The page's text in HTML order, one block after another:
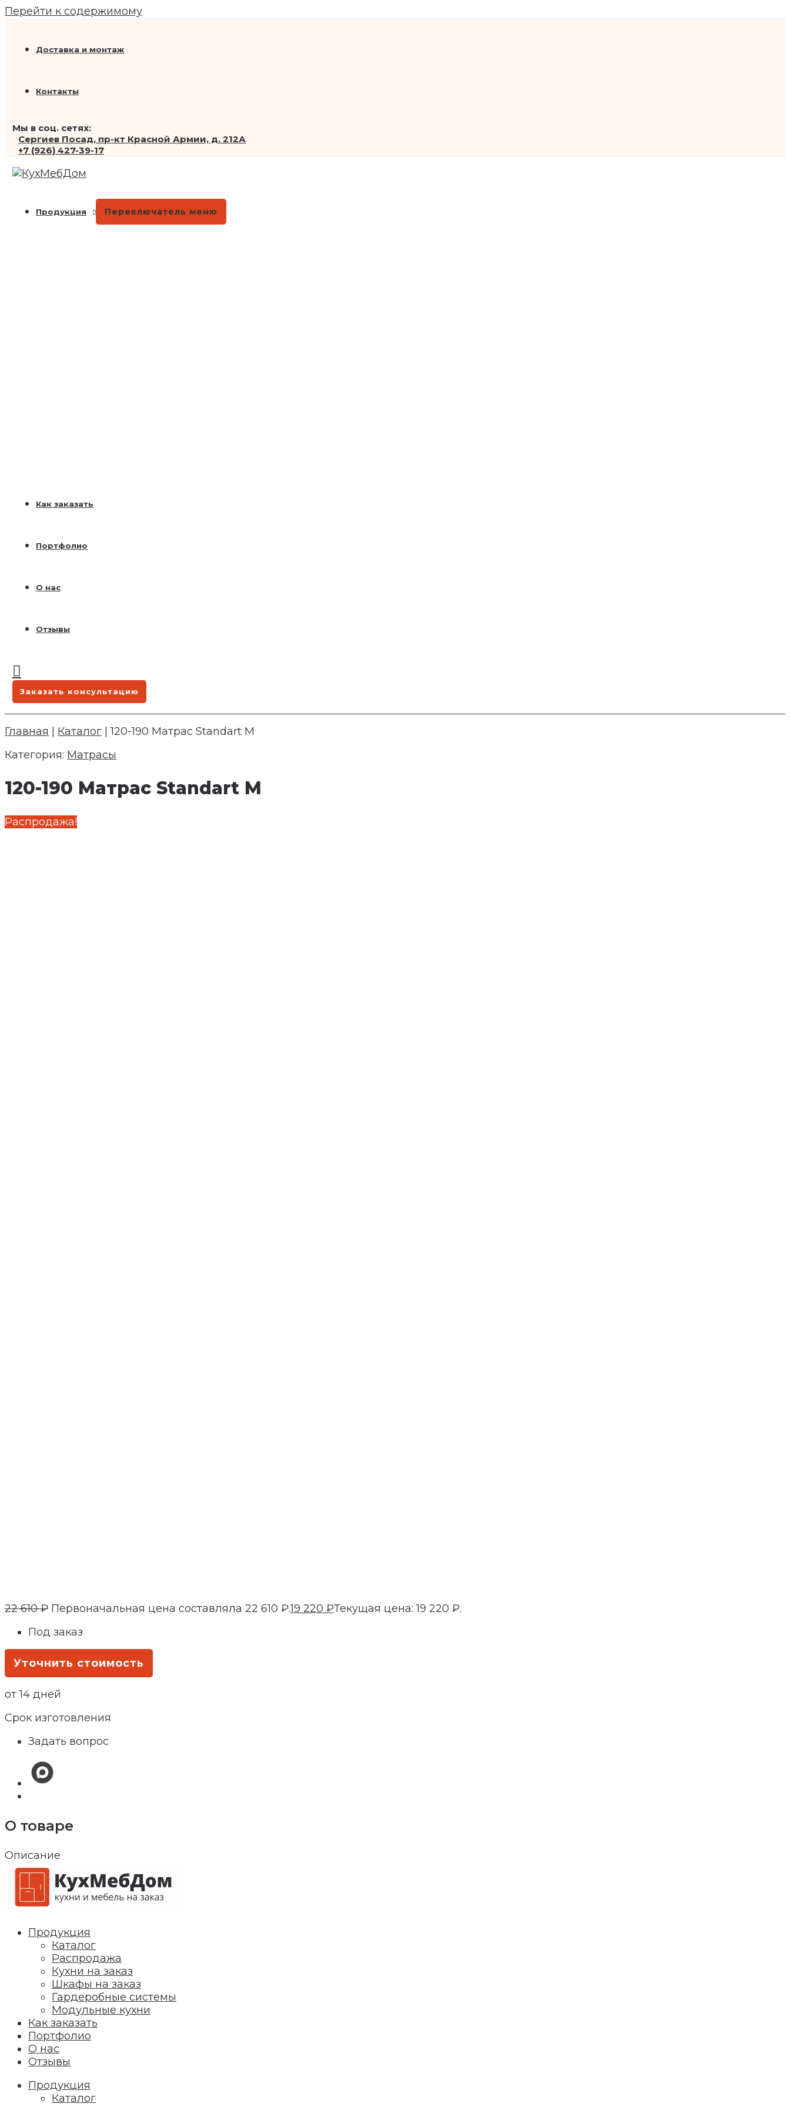
Перейти к содержимому
Доставка и монтаж
Контакты
Мы в соц. сетях:
Сергиев Посад, пр-кт Красной Армии, д. 212А
+7 (926) 427-39-17
Продукция Переключатель меню
Как заказать
Портфолио
О нас
Отзывы
Заказать консультацию
Главная Каталог |120-190 Матрас Standart M
Категория: Матрасы
120-190 Матрас Standart M
Распродажа!
22 610₽ Первоначальная цена составляла 22 610 ₽.19 220 ₽Текущая цена: 19 220 ₽.
Под заказ
Уточнить стоимость
от 14 дней
Срок изготовления
Задать вопрос
О товаре
Описание
Продукция
Каталог
Распродажа
Кухни на заказ
Шкафы на заказ
Гардеробные системы
Модульные кухни
Как заказать
Портфолио
О нас
Отзывы
Продукция
Каталог